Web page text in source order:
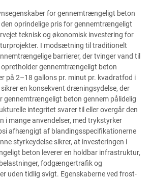
for gennemtrængeligt beton
oprindelige pris for gennemtrængeligt
teknisk og økonomisk investering for
I modsætning til traditionelt
barrierer, der tvinger vand til
gennemtrængeligt beton
på 2–18 gallons pr. minut pr. kvadratfod i
sikrer en konsekvent dræningsydelse, der
beton gennem pålidelig
integritet svarer til eller overgår den
i mange anvendelser, med trykstyrker
afhængigt af blandingsspecifikationerne
styrkeydelse sikrer, at investeringen i
beton leverer en holdbar infrastruktur,
fodgængertrafik og
uden tidlig svigt. Egenskaberne ved frost-